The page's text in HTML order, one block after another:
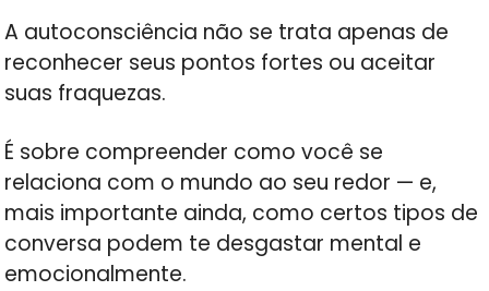
A autoconsciência não se trata apenas de
reconhecer seus pontos fortes ou aceitar
suas fraquezas.
É sobre compreender como você se
relaciona com o mundo ao seu redor — e,
mais importante ainda, como certos tipos de
conversa podem te desgastar mental e
emocionalmente.